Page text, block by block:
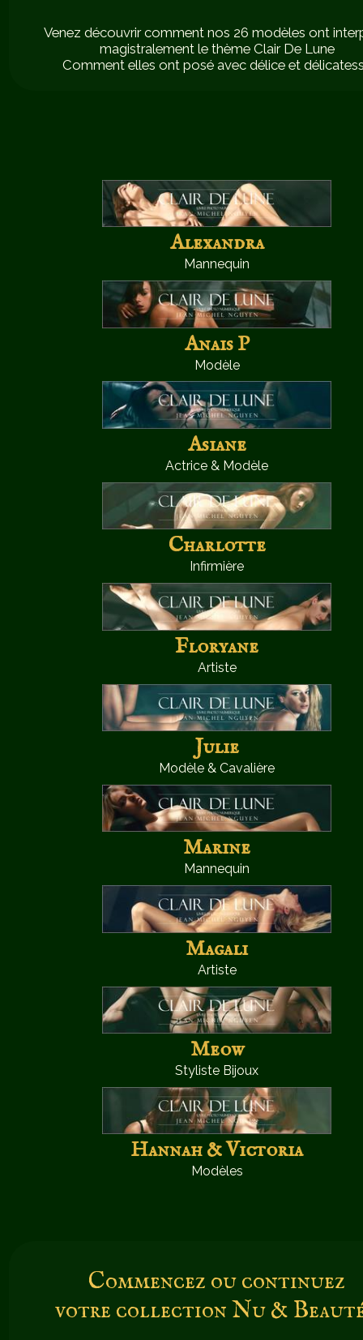
Venez découvrir comment nos 26 modèles ont
magistralement le thème Clair De Lune
Comment elles ont posé avec délice et
Alexandra
Mannequin
Anais P
Modèle
Asiane
Actrice & Modèle
Charlotte
Infirmière
Floryane
Artiste
Julie
Modèle & Cavalière
Marine
Mannequin
Magali
Artiste
Meow
Styliste Bijoux
Hannah & Victoria
Modèles
Commencez ou continuez
votre collection Nu &